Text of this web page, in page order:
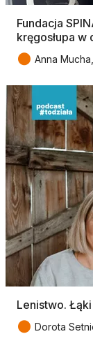
Fundacja
kręgosłupa
● Anna
Lenistwo.
● Dorota